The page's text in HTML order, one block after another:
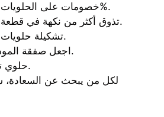
خصومات على الحلويات تصل إلى 10%.
تذوق أكثر من نكهة في قطعة حلوى واحدة.
تشكيلة حلويات بأرخص سعر.
اجعل صفقة الموسم للحلويات.
حلوي ترجو سعادتك.
لكل من يبحث عن السعادة،